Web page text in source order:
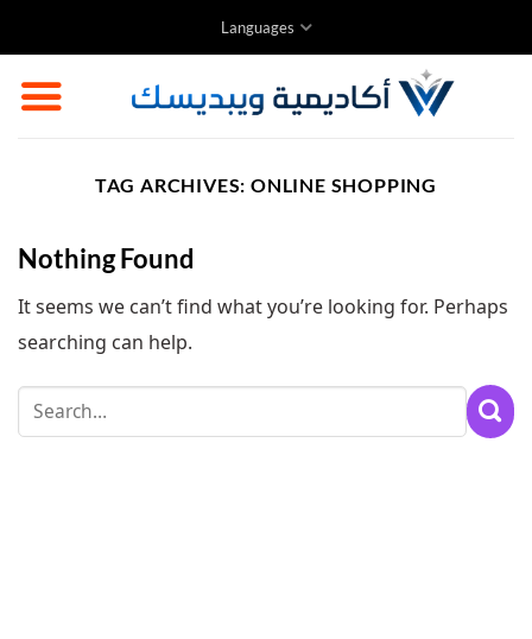
to
content
Languages
TAG ARCHIVES:ONLINE SHOPPING
Nothing Found
It seems we can’t find what you’re looking for. Perhaps
searching can help.